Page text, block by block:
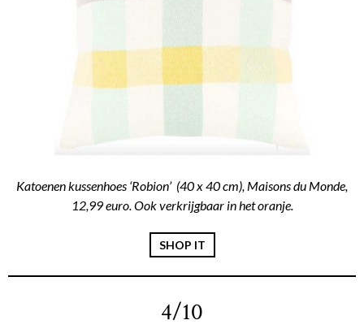
Katoenen kussenhoes ‘Robion’ (40 x 40 cm), Maisons du Monde,
12,99 euro. Ook verkrijgbaar in het oranje.
SHOP IT
4/10